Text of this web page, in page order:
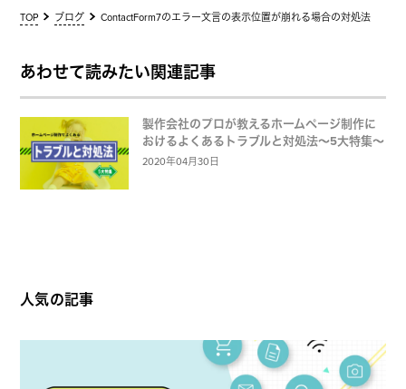
TOP ブログ ContactForm7のエラー文言の表示位置が崩れる場合の対処法
あわせて読みたい関連記事
製作会社のプロが教えるホームページ制作に
おけるよくあるトラブルと対処法〜5大特集〜
2020年04月30日
人気の記事